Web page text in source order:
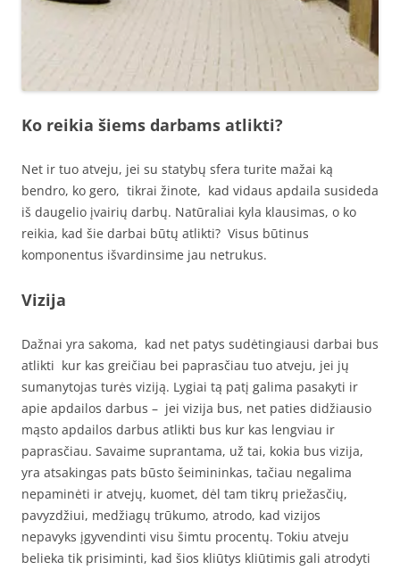
Ko reikia šiems darbams atlikti?
Net ir tuo atveju, jei su statybų sfera turite mažai ką
bendro, ko gero, tikrai žinote, kad vidaus apdaila susideda
iš daugelio įvairių darbų. Natūraliai kyla klausimas, o ko
reikia, kad šie darbai būtų atlikti? Visus būtinus
komponentus išvardinsime jau netrukus.
Vizija
Dažnai yra sakoma, kad net patys sudėtingiausi darbai bus
atlikti kur kas greičiau bei paprasčiau tuo atveju, jei jų
sumanytojas turės viziją. Lygiai tą patį galima pasakyti ir
apie apdailos darbus – jei vizija bus, net paties didžiausio
mąsto apdailos darbus atlikti bus kur kas lengviau ir
paprasčiau. Savaime suprantama, už tai, kokia bus vizija,
yra atsakingas pats būsto šeimininkas, tačiau negalima
nepaminėti ir atvejų, kuomet, dėl tam tikrų priežasčių,
pavyzdžiui, medžiagų trūkumo, atrodo, kad vizijos
nepavyks įgyvendinti visu šimtu procentų. Tokiu atveju
belieka tik prisiminti, kad šios kliūtys kliūtimis gali atrodyti